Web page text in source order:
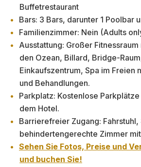
Buffetrestaurant
Bars: 3 Bars, darunter 1 Poolbar
Familienzimmer: Nein (Adults
Ausstattung: Großer
den Ozean, Billard, Bridge-
Einkaufszentrum, Spa im Freien
und Behandlungen.
Parkplatz: Kostenlose
dem Hotel.
Barrierefreier Zugang: Fahrstuhl,
behindertengerechte Zimmer
Sehen Sie Fotos, Preise und
und buchen Sie!